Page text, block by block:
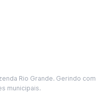
Rio Grande. Gerindo com
municipais.